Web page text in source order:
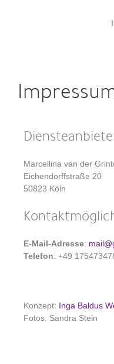
Marcellina van der
Eichendorffstraße 20
50823 Köln
E-Mail-Adresse:
Telefon: +49
Konzept: Inga Baldus
Fotos: Sandra Stein